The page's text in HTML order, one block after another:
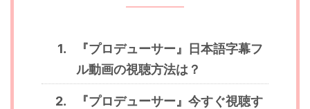
『プロデューサー』日本語字幕フ
ル動画の視聴方法は？
『プロデューサー』今すぐ視聴す